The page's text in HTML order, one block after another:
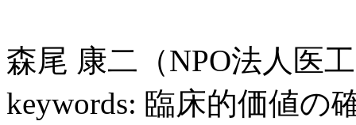
森尾 康二（NPO法人医
keywords: 臨床的価値の